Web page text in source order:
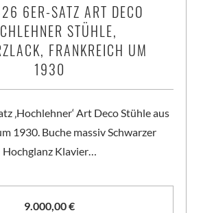
6ER-SATZ ART DECO
STÜHLE,
FRANKREICH UM
1930
‚Hochlehner‘ Art Deco Stühle aus
1930. Buche massiv Schwarzer
Hochglanz Klavier…
9.000,00€